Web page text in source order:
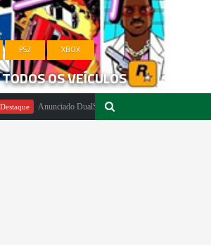
PS2 XBOX
OS VEÍCULOS
Anunciado DualSense The Last of Us Limited Edition